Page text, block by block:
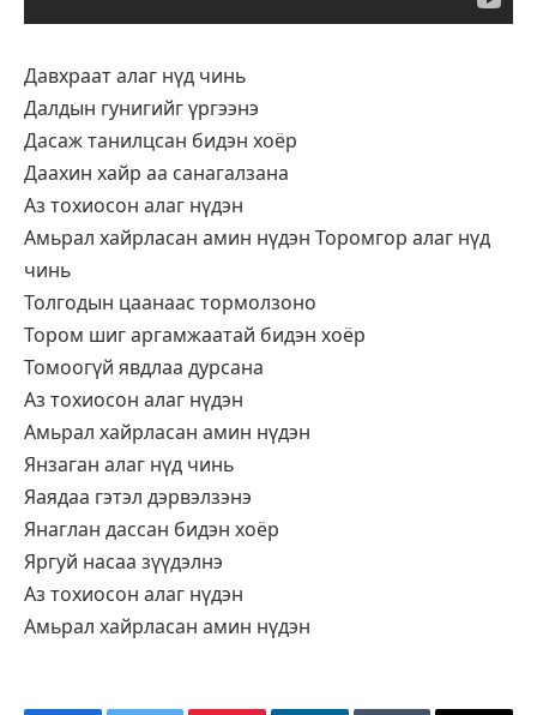
Давхраат алаг нүд чинь
Далдын гунигийг үргээнэ
Дасаж танилцсан бидэн хоёр
Даахин хайр аа санагалзана
Аз тохиосон алаг нүдэн
Амьрал хайрласан амин нүдэн Торомгор алаг нүд
чинь
Толгодын цаанаас тормолзоно
Тором шиг аргамжаатай бидэн хоёр
Томоогүй явдлаа дурсана
Аз тохиосон алаг нүдэн
Амьрал хайрласан амин нүдэн
Янзаган алаг нүд чинь
Яаядаа гэтэл дэрвэлзэнэ
Янаглан дассан бидэн хоёр
Яргуй насаа зүүдэлнэ
Аз тохиосон алаг нүдэн
Амьрал хайрласан амин нүдэн